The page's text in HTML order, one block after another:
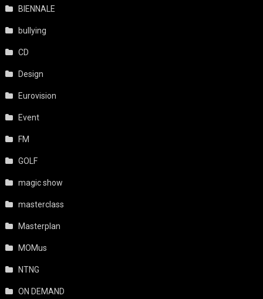
BIENNALE
bullying
CD
Design
Eurovision
Event
FM
GOLF
magic show
masterclass
Masterplan
MOMus
NTNG
ON DEMAND